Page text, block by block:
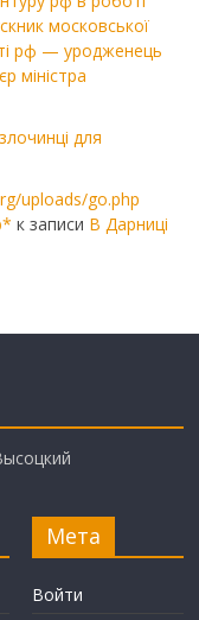
московської
рф — уродженець
міністра
для
uploads/go.php
к записи В Дарниці
Мета
Войти